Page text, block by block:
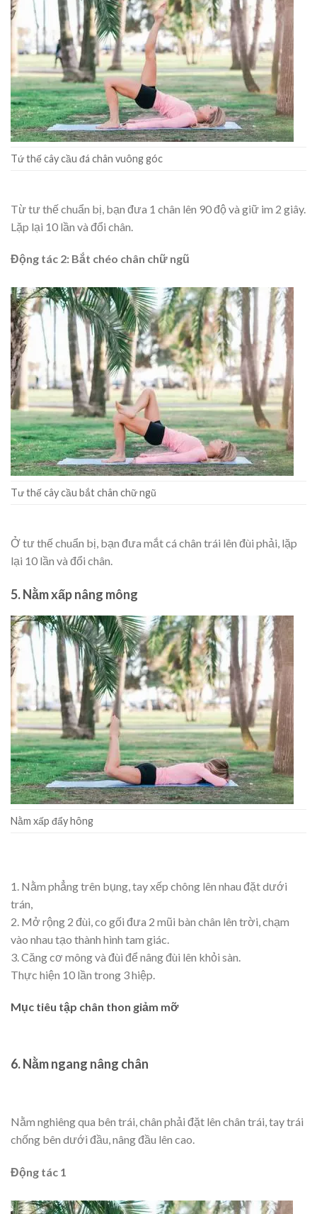
Tứ thế cây cầu đá chân vuông góc
Từ tư thế chuẩn bị, bạn đưa 1 chân lên 90 độ và giữ im 2 giây.
Lặp lại 10 lần và đổi chân.
Động tác 2: Bắt chéo chân chữ ngũ
Tư thế cây cầu bắt chân chữ ngũ
Ở tư thế chuẩn bị, bạn đưa mắt cá chân trái lên đùi phải, lặp
lại 10 lần và đổi chân.
5. Nằm xấp nâng mông
Nằm xấp đẩy hông
1. Nằm phẳng trên bụng, tay xếp chông lên nhau đặt dưới
trán,
2. Mở rộng 2 đùi, co gối đưa 2 mũi bàn chân lên trời, chạm
vào nhau tạo thành hình tam giác.
3. Căng cơ mông và đùi để nâng đùi lên khỏi sàn.
Thực hiện 10 lần trong 3 hiệp.
Mục tiêu tập chân thon giảm mỡ
6. Nằm ngang nâng chân
Nằm nghiêng qua bên trái, chân phải đặt lên chân trái, tay trái
chống bên dưới đầu, nâng đầu lên cao.
Động tác 1